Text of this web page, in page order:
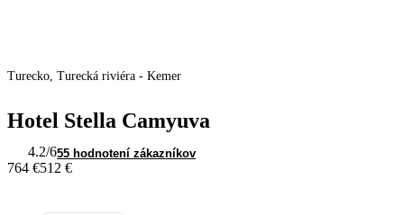
Turecko, Turecká riviéra - Kemer
Hotel Stella Camyuva
4.2/655 hodnotení zákazníkov
764 €512 €